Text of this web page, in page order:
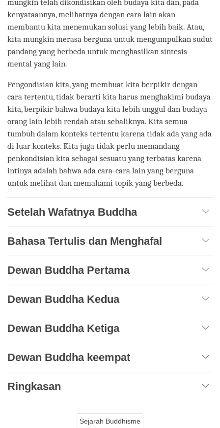
mungkin telah dikondisikan oleh budaya kita dan, pada
kenyataannya, melihatnya dengan cara lain akan
membantu kita menemukan solusi yang lebih baik. Atau,
kita mungkin merasa berguna untuk mengumpulkan sudut
pandang yang berbeda untuk menghasilkan sintesis
mental yang lain.
Pengondisian kita, yang membuat kita berpikir dengan
cara tertentu, tidak berarti kita harus menghakimi budaya
kita, berpikir bahwa budaya kita lebih unggul dan budaya
orang lain lebih rendah atau sebaliknya. Kita semua
tumbuh dalam konteks tertentu karena tidak ada yang ada
di luar konteks. Kita juga tidak perlu memandang
penkondisian kita sebagai sesuatu yang terbatas karena
intinya adalah bahwa ada cara-cara lain yang berguna
untuk melihat dan memahami topik yang berbeda.
Setelah Wafatnya Buddha
Bahasa Tertulis dan Menghafal
Dewan Buddha Pertama
Dewan Buddha Kedua
Dewan Buddha Ketiga
Dewan Buddha keempat
Ringkasan
Sejarah Buddhisme